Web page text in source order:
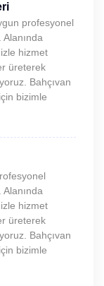
profesyonel
hizmet
üreterek
Bahçıvan
bizimle
hizmet
üreterek
Bahçıvan
bizimle